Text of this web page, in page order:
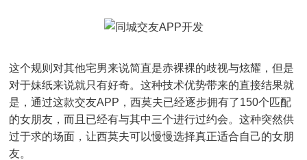
这个规则对其他宅男来说简直是赤裸裸的歧视与炫耀，但是
对于妹纸来说就只有好奇。这种技术优势带来的直接结果就
是，通过这款交友APP，西莫夫已经逐步拥有了150个匹配
的女朋友，而且已经有与其中三个进行过约会。这种突然供
过于求的场面，让西莫夫可以慢慢选择真正适合自己的女朋
友。